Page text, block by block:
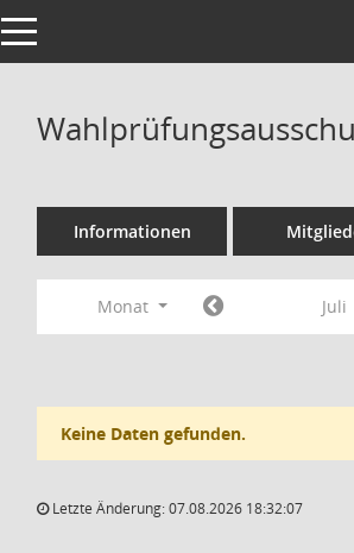
Toggle navigation
Informationen
Monat Juli
Keine Daten gefunden.
Letzte Änderung: 07.08.2026 18:32:07